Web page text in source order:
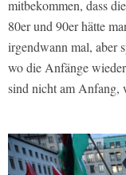
mitbekommen, dass
80er und 90er hätte
irgendwann mal, aber
wo die Anfänge
sind nicht am Anfang,